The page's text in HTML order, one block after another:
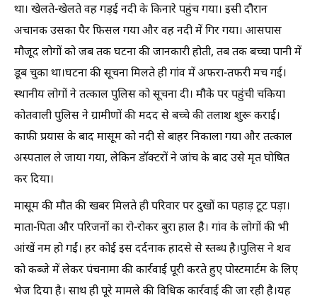
था। खेलते-खेलते वह गड़ई नदी के किनारे पहुंच गया। इसी दौरान
अचानक उसका पैर फिसल गया और वह नदी में गिर गया। आसपास
मौजूद लोगों को जब तक घटना की जानकारी होती, तब तक बच्चा पानी में
डूब चुका था।घटना की सूचना मिलते ही गांव में अफरा-तफरी मच गई।
स्थानीय लोगों ने तत्काल पुलिस को सूचना दी। मौके पर पहुंची चकिया
कोतवाली पुलिस ने ग्रामीणों की मदद से बच्चे की तलाश शुरू कराई।
काफी प्रयास के बाद मासूम को नदी से बाहर निकाला गया और तत्काल
अस्पताल ले जाया गया, लेकिन डॉक्टरों ने जांच के बाद उसे मृत घोषित
कर दिया।
मासूम की मौत की खबर मिलते ही परिवार पर दुखों का पहाड़ टूट पड़ा।
माता-पिता और परिजनों का रो-रोकर बुरा हाल है। गांव के लोगों की भी
आंखें नम हो गईं। हर कोई इस दर्दनाक हादसे से स्तब्ध है।पुलिस ने शव
को कब्जे में लेकर पंचनामा की कार्रवाई पूरी करते हुए पोस्टमार्टम के लिए
भेज दिया है। साथ ही पूरे मामले की विधिक कार्रवाई की जा रही है।यह